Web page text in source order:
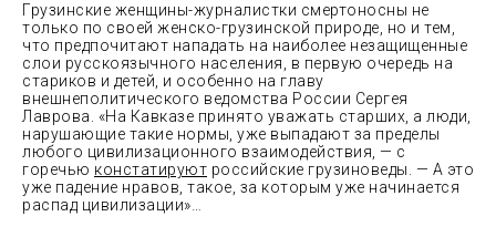
Грузинские женщины-журналистки смертоносны не
только по своей женско-грузинской природе, но и тем,
что предпочитают нападать на наиболее незащищенные
слои русскоязычного населения, в первую очередь на
стариков и детей, и особенно на главу
внешнеполитического ведомства России Сергея
Лаврова. «На Кавказе принято уважать старших, а люди,
нарушающие такие нормы, уже выпадают за пределы
любого цивилизационного взаимодействия, — с
горечью констатируют российские грузиноведы. — А это
уже падение нравов, такое, за которым уже начинается
распад цивилизации»…